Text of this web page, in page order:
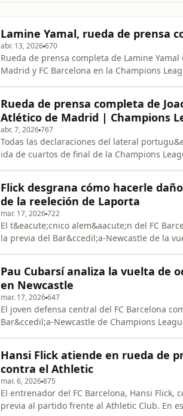
Lamine Yamal, rueda de prensa
abr. 13, 2026670
Rueda de prensa completa de Lamine
Madrid y FC Barcelona en la Champions
Rueda de prensa completa de
Atlético de Madrid | Champions
abr. 7, 2026767
Todas las declaraciones del lateral
ida de cuartos de final de la Champions
Flick desgrana cómo hacerle
de la reeleción de Laporta
mar. 17, 2026722
El t&eacute;cnico alem&aacute;n del FC
la previa del Bar&ccedil;a-Newcastle de la
Pau Cubarsí analiza la vuelta de
en Newcastle
mar. 17, 2026647
El joven defensa central del FC Barcelona
Bar&ccedil;a-Newcastle de Champions
Hansi Flick atiende en rueda de
contra el Athletic
mar. 6, 2026875
El entrenador del FC Barcelona, Hansi
previa al partido frente al Athletic Club. En